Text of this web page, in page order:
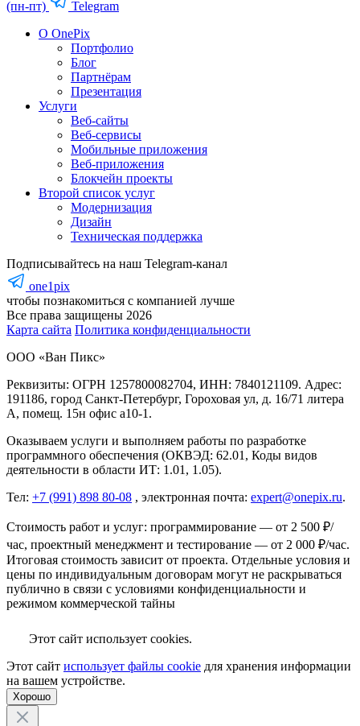
(пн-пт)
Telegram
О OnePix
Портфолио
Блог
Партнёрам
Презентация
Услуги
Веб-сайты
Веб-сервисы
Мобильные приложения
Веб-приложения
Блокчейн проекты
Второй список услуг
Модернизация
Дизайн
Техническая поддержка
Подписывайтесь на наш Telegram-канал
one1pix
чтобы познакомиться с компанией лучше
Все права защищены 2026
Карта cайта Политика конфиденциальности
ООО «Ван Пикс»
Реквизиты: ОГРН 1257800082704, ИНН: 7840121109. Адрес:
191186, город Санкт-Петербург, Гороховая ул, д. 16/71 литера
А, помещ. 15н офис а10-1.
Оказываем услуги и выполняем работы по разработке
программного обеспечения (ОКВЭД: 62.01, Коды видов
деятельности в области ИТ: 1.01, 1.05).
Тел: +7 (991) 898 80-08 , электронная почта: expert@onepix.ru.
Стоимость работ и услуг: программирование — от 2 500 ₽/
час, проектный менеджмент и тестирование — от 2 000 ₽/час.
Итоговая стоимость зависит от проекта. Отдельные условия и
цены по индивидуальным договорам могут не раскрываться
публично в связи с условиями конфиденциальности и
режимом коммерческой тайны
Этот сайт использует cookies.
Этот сайт использует файлы cookie для хранения информации
на вашем устройстве.
Хорошо